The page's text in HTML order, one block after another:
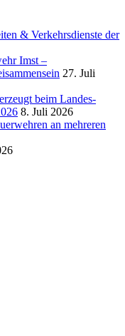
& Verkehrsdienste der
Imst –
27. Juli
beim Landes-
8. Juli 2026
an mehreren